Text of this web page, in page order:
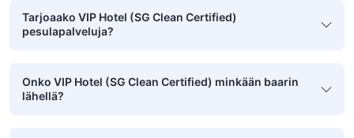
Tarjoaako VIP Hotel (SG Clean Certified)
pesulapalveluja?
Onko VIP Hotel (SG Clean Certified) minkään baarin
lähellä?